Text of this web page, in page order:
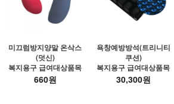
미끄럼방지양말 온삭스
(덧신)
복지용구 급여대상품목
660원
욕창예방방석(트리니티
쿠션)
복지용구 급여대상품목
30,300원